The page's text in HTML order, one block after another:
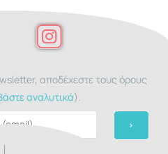
αποδέχεστε τους όρους
αναλυτικά).